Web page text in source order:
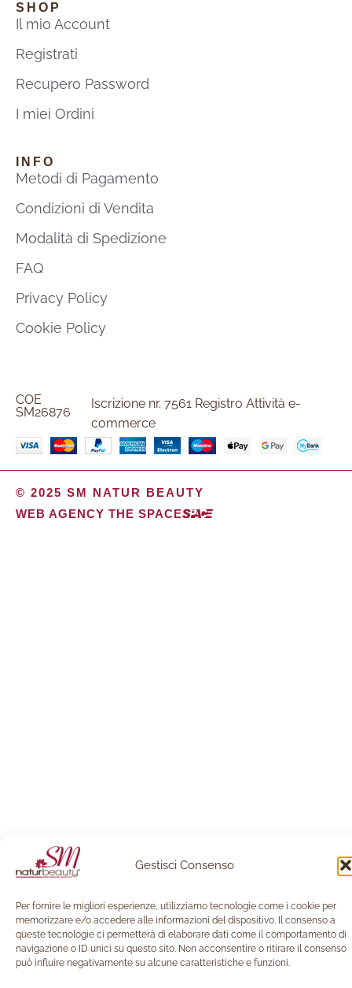
Gestisci Consenso
Per fornire le migliori esperienze, utilizziamo tecnologie come i cookie per
memorizzare e/o accedere alle informazioni del dispositivo. Il consenso a
queste tecnologie ci permetterà di elaborare dati come il comportamento di
navigazione o ID unici su questo sito. Non acconsentire o ritirare il consenso
può influire negativamente su alcune caratteristiche e funzioni.
SHOP
Il mio Account
Registrati
Recupero Password
I miei Ordini
INFO
Metodi di Pagamento
Condizioni di Vendita
Modalità di Spedizione
FAQ
Privacy Policy
Cookie Policy
COE
SM26876
Iscrizione nr. 7561 Registro Attività e-
commerce
© 2025 SM NATUR BEAUTY
WEB AGENCY THE SPACE